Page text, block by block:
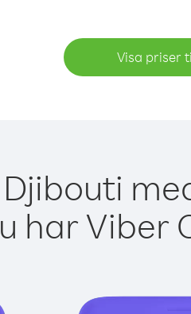
Visa priser
har Viber